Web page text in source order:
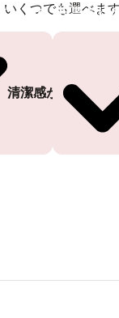
くつでも選べます
清潔感がある
います 投票あり